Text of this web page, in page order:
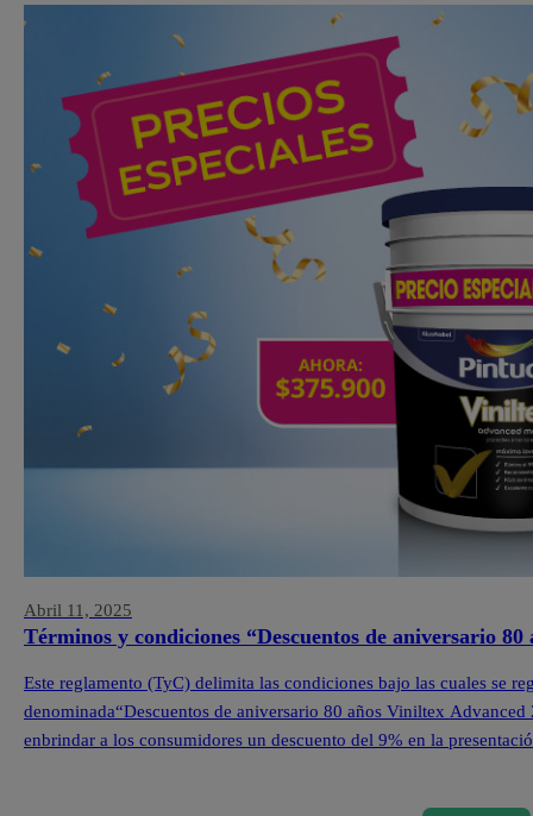
Abril 11, 2025
Términos y condiciones “Descuentos de aniversario
Este reglamento (TyC) delimita las condiciones bajo las cuales se
denominada“Descuentos de aniversario 80 años Viniltex
enbrindar a los consumidores un descuento del 9% en la